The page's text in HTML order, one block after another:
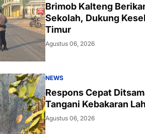
Brimob Kalteng
Sekolah, Dukung
Timur
Agustus 06, 2026
NEWS
Respons Cepat
Tangani Kebakaran
Agustus 06, 2026